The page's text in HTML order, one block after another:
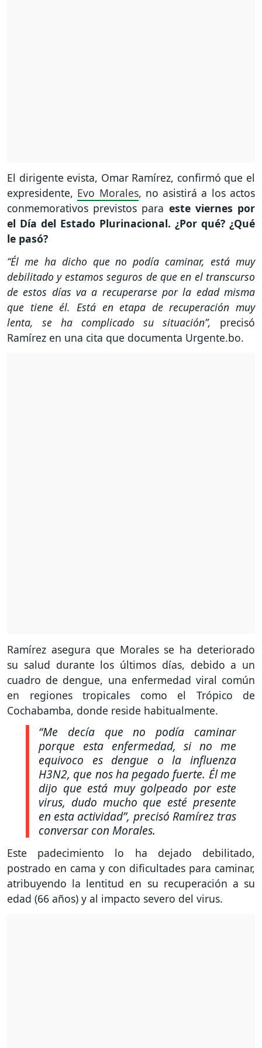
El dirigente evista, Omar Ramírez, confirmó que el
expresidente, Evo Morales, no asistirá a los actos
conmemorativos previstos para este viernes por
el Día del Estado Plurinacional. ¿Por qué? ¿Qué
le pasó?
“Él me ha dicho que no podía caminar, está muy
debilitado y estamos seguros de que en el transcurso
de estos días va a recuperarse por la edad misma
que tiene él. Está en etapa de recuperación muy
lenta, se ha complicado su situación”, precisó
Ramírez en una cita que documenta Urgente.bo.
Ramírez asegura que Morales se ha deteriorado
su salud durante los últimos días, debido a un
cuadro de dengue, una enfermedad viral común
en regiones tropicales como el Trópico de
Cochabamba, donde reside habitualmente.
“Me decía que no podía caminar
porque esta enfermedad, si no me
equivoco es dengue o la influenza
H3N2, que nos ha pegado fuerte. Él me
dijo que está muy golpeado por este
virus, dudo mucho que esté presente
en esta actividad”, precisó Ramírez tras
conversar con Morales.
Este padecimiento lo ha dejado debilitado,
postrado en cama y con dificultades para caminar,
atribuyendo la lentitud en su recuperación a su
edad (66 años) y al impacto severo del virus.